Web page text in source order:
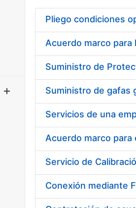
Mostrar/Ocultar
Pliego condiciones
Acuerdo marco para
Acuerdo marco